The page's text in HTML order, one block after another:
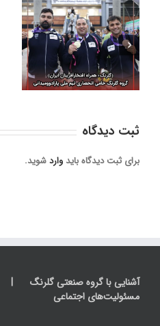
گروه گلرنگ حامی تیم
فوتبال ستاره سرخ
تویسرکان شد
ثبت ديدگاه
برای ثبت دیدگاه باید واردشوید.
آشنایی با گروه صنعتی گلرنگ
مسئولیت‌های اجتماعی